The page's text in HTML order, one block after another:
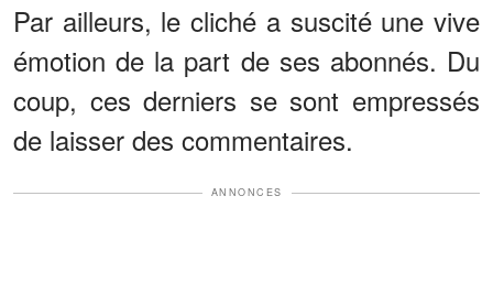
Par ailleurs, le cliché a suscité une vive
émotion de la part de ses abonnés. Du
coup, ces derniers se sont empressés
de laisser des commentaires.
ANNONCES